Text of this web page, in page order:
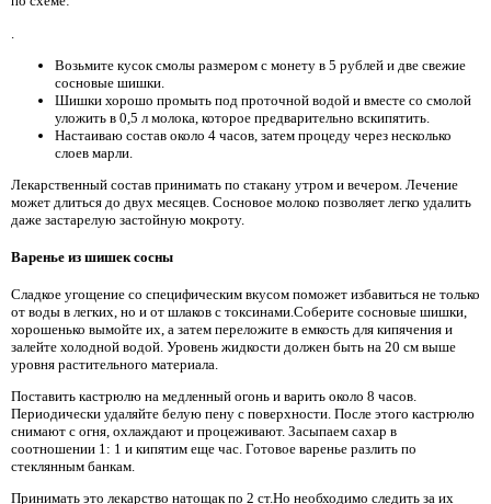
Возьмите кусок смолы размером с монету в 5 рублей и две свежие
сосновые шишки.
Шишки хорошо промыть под проточной водой и вместе со смолой
уложить в 0,5 л молока, которое предварительно вскипятить.
Настаиваю состав около 4 часов, затем процеду через несколько
слоев марли.
Лекарственный состав принимать по стакану утром и вечером. Лечение
может длиться до двух месяцев. Сосновое молоко позволяет легко удалить
даже застарелую застойную мокроту.
Варенье из шишек сосны
Сладкое угощение со специфическим вкусом поможет избавиться не только
от воды в легких, но и от шлаков с токсинами.Соберите сосновые шишки,
хорошенько вымойте их, а затем переложите в емкость для кипячения и
залейте холодной водой. Уровень жидкости должен быть на 20 см выше
уровня растительного материала.
Поставить кастрюлю на медленный огонь и варить около 8 часов.
Периодически удаляйте белую пену с поверхности. После этого кастрюлю
снимают с огня, охлаждают и процеживают. Засыпаем сахар в
соотношении 1: 1 и кипятим еще час. Готовое варенье разлить по
стеклянным банкам.
Принимать это лекарство натощак по 2 ст.Но необходимо следить за их